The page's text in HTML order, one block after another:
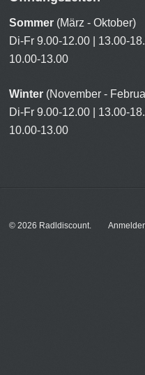
Sommer (März - Oktober)
Di-Fr 9.00-12.00
10.00-13.00
Winter (November -
Di-Fr 9.00-
10.00-13.00
© 2026 Radldiscount